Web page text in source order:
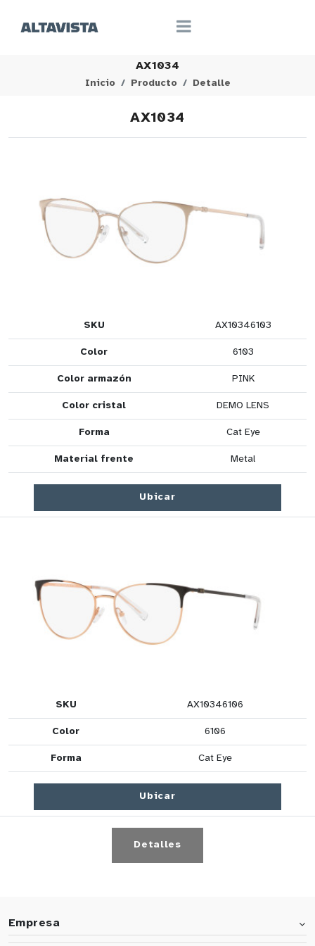
AX1034
Inicio Producto Detalle
AX1034
SKU AX10346103
Color 6103
Color armazón PINK
Color cristal DEMO LENS
Forma Cat Eye
Material frente Metal
Ubicar
SKU AX10346106
Color 6106
Forma Cat Eye
Ubicar
Detalles
Empresa